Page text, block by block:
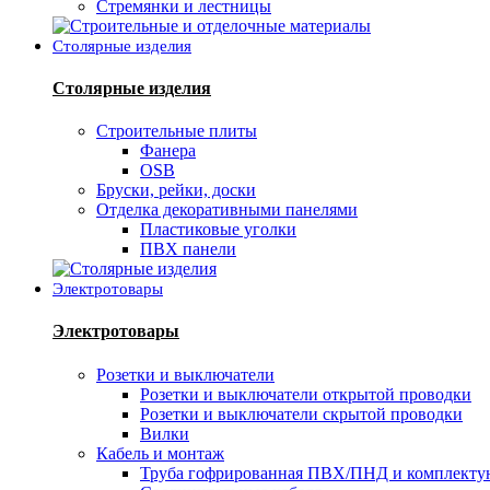
Стремянки и лестницы
Столярные изделия
Столярные изделия
Строительные плиты
Фанера
OSB
Бруски, рейки, доски
Отделка декоративными панелями
Пластиковые уголки
ПВХ панели
Электротовары
Электротовары
Розетки и выключатели
Розетки и выключатели открытой проводки
Розетки и выключатели скрытой проводки
Вилки
Кабель и монтаж
Труба гофрированная ПВХ/ПНД и